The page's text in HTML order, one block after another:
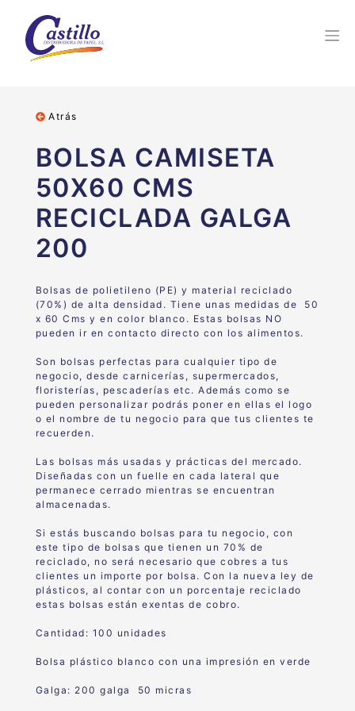
Atrás
BOLSA CAMISETA
50X60 CMS
RECICLADA GALGA
200
Bolsas de polietileno (PE) y material reciclado
(70%) de alta densidad. Tiene unas medidas de 50
x 60 Cms y en color blanco. Estas bolsas NO
pueden ir en contacto directo con los alimentos.
Son bolsas perfectas para cualquier tipo de
negocio, desde carnicerías, supermercados,
floristerías, pescaderías etc. Además como se
pueden personalizar podrás poner en ellas el logo
o el nombre de tu negocio para que tus clientes te
recuerden.
Las bolsas más usadas y prácticas del mercado.
Diseñadas con un fuelle en cada lateral que
permanece cerrado mientras se encuentran
almacenadas.
Si estás buscando bolsas para tu negocio, con
este tipo de bolsas que tienen un 70% de
reciclado, no será necesario que cobres a tus
clientes un importe por bolsa. Con la nueva ley de
plásticos, al contar con un porcentaje reciclado
estas bolsas están exentas de cobro.
Cantidad: 100 unidades
Bolsa plástico blanco con una impresión en verde
Galga: 200 galga 50 micras